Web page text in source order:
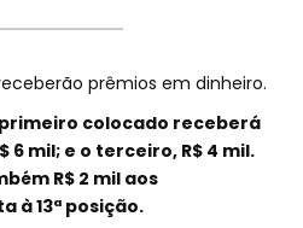
prêmios em dinheiro.
colocado receberá
6 mil; e o terceiro, R$ 4 mil.
R$ 2 mil aos
à 13ª posição.